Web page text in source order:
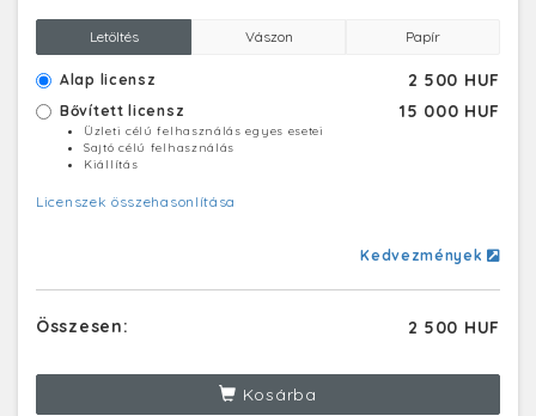
Letöltés Vászon Papír
Alap licensz 2 500 HUF
Bővített licensz 15 000 HUF
Üzleti célú felhasználás egyes esetei
Sajtó célú felhasználás
Kiállítás
Licenszek összehasonlítása
Kedvezmények
Összesen: 2 500 HUF
Kosárba